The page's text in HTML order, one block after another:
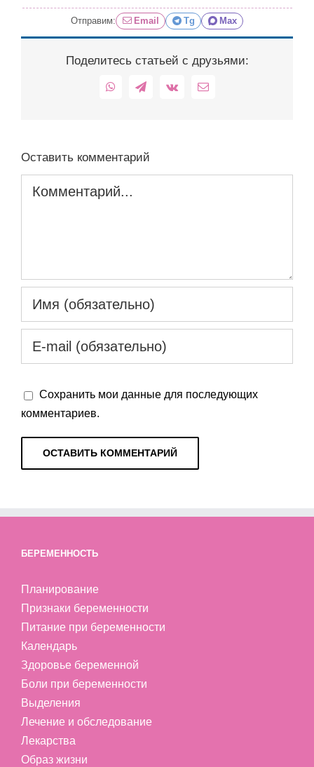
Отправим: Email Tg Max
Поделитесь статьей с друзьями:
WhatsAppTelegram
Vk Email
Оставить комментарий
Комментарий
Сохранить мои данные для последующих
комментариев.
БЕРЕМЕННОСТЬ
Планирование
Признаки беременности
Питание при беременности
Календарь
Здоровье беременной
Боли при беременности
Выделения
Лечение и обследование
Лекарства
Образ жизни